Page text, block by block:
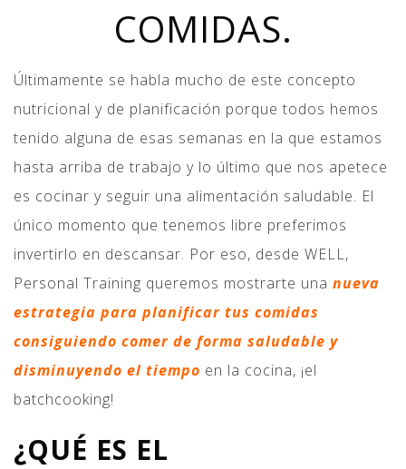
COMIDAS.
Últimamente se habla mucho de este concepto
nutricional y de planificación porque todos hemos
tenido alguna de esas semanas en la que estamos
hasta arriba de trabajo y lo último que nos apetece
es cocinar y seguir una alimentación saludable. El
único momento que tenemos libre preferimos
invertirlo en descansar. Por eso, desde WELL,
Personal Training queremos mostrarte una nueva
estrategia para planificar tus comidas
consiguiendo comer de forma saludable y
disminuyendo el tiempo en la cocina, ¡el
batchcooking!
¿QUÉ ES EL